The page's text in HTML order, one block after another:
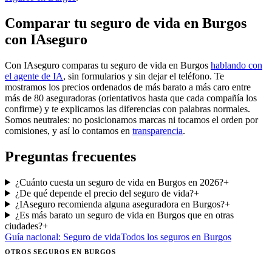
Comparar tu seguro de vida en Burgos
con IAseguro
Con IAseguro comparas tu seguro de vida en Burgos hablando con
el agente de IA, sin formularios y sin dejar el teléfono. Te
mostramos los precios ordenados de más barato a más caro entre
más de 80 aseguradoras (orientativos hasta que cada compañía los
confirme) y te explicamos las diferencias con palabras normales.
Somos neutrales: no posicionamos marcas ni tocamos el orden por
comisiones, y así lo contamos en transparencia.
Preguntas frecuentes
¿Cuánto cuesta un seguro de vida en Burgos en 2026?+
¿De qué depende el precio del seguro de vida?+
¿IAseguro recomienda alguna aseguradora en Burgos?+
¿Es más barato un seguro de vida en Burgos que en otras
ciudades?+
Guía nacional: Seguro de vidaTodos los seguros en Burgos
OTROS SEGUROSEN BURGOS